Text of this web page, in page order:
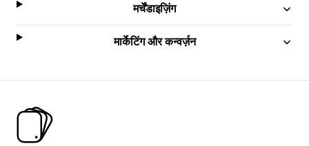
मर्चेंडाइज़िंग
मार्केटिंग और कन्वर्ज़न